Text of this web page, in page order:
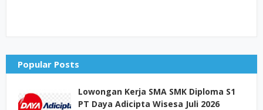
Popular Posts
Lowongan Kerja SMA SMK Diploma S1
PT Daya Adicipta Wisesa Juli 2026